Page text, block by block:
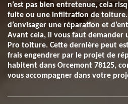
n’est pas bien entretenue, cela
fuite ou une infiltration de toiture.
d’envisager une réparation et
Avant cela, il vous faut demander
Pro toiture. Cette dernière peut
frais engendrer par le projet de
habitent dans Orcemont 78125,
vous accompagner dans votre